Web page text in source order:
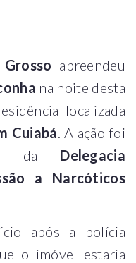
apreendeu
na noite desta
localizada
Cuiabá. A ação foi
da Delegacia
a Narcóticos
após a polícia
o imóvel estaria